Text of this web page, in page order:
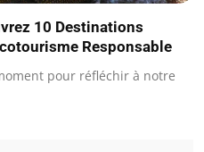
10 Destinations
Responsable
pour réfléchir à notre